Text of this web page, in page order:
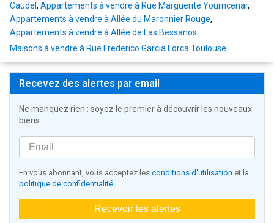
Caudel , Appartements à vendre à Rue Marguerite Yourncenar,
Appartements à vendre à Allée du Maronnier Rouge,
Appartements à vendre à Allée de Las Bessanos
Maisons à vendre à Rue Frederico Garcia Lorca Toulouse
Recevez des alertes par email
Ne manquez rien : soyez le premier à découvrir les nouveaux
biens
En vous abonnant, vous acceptez les conditions d'utilisation et la
politique de confidentialité
Recevoir les alertes